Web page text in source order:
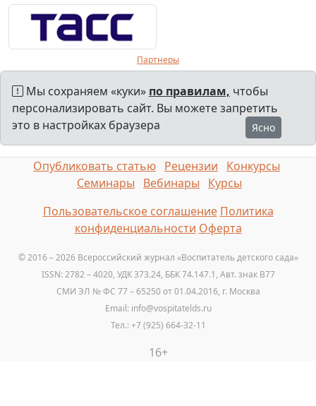
Партнеры
Мы сохраняем «куки» по правилам, чтобы
персонализировать сайт. Вы можете запретить
это в настройках браузера
Ясно
Опубликовать статью Рецензии
Конкурсы
Семинары
Вебинары
Курсы
Пользовательское соглашение Политика
конфиденциальности Оферта
© 2016 – 2026 Всероссийский журнал «Воспитатель детского сада»
ISSN: 2782 – 4020, УДК 373.24, ББК 74.147.1, Авт. знак B77
СМИ ЭЛ № ФС 77 – 65250 от 01.04.2016, г. Москва
Email: info@vospitatelds.ru
Тел.: +7 (925) 664-32-11
16+